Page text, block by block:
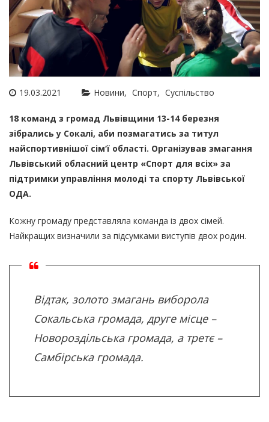
19.03.2021 Новини Спорт Суспільство
18 команд з громад Львівщини 13-14 березня
зібрались у Сокалі, аби позмагатись за титул
найспортивнішої сім‘ї області. Організував змагання
Львівський обласний центр «Спорт для всіх» за
підтримки управління молоді та спорту Львівської
ОДА.
Кожну громаду представляла команда із двох сімей.
Найкращих визначили за підсумками виступів двох родин.
Відтак, золото змагань виборола
Сокальська громада, друге місце –
Новороздільська громада, а третє –
Самбірська громада.